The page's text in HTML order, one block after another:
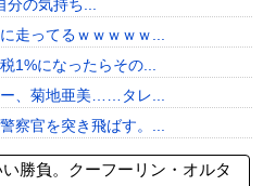
の気持ち...
走ってるｗｗｗｗｗ...
1%になったらその...
ー、菊地亜美……タレ...
察官を突き飛ばす。...
い勝負。クーフーリン・オルタ